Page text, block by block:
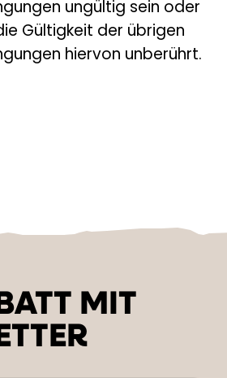
ungültig sein oder
Gültigkeit der übrigen
hiervon unberührt.
MIT